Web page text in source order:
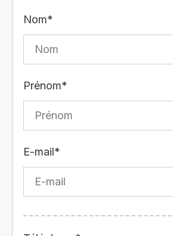
Nom*
Prénom*
E-mail*